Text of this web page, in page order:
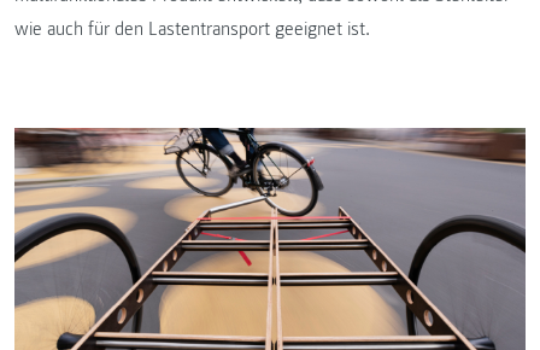
wie auch für den Lastentransport geeignet ist.